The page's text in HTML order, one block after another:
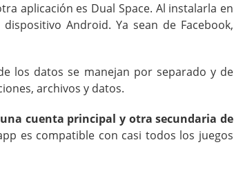
aplicación es Dual Space. Al instalarla en
Android. Ya sean de Facebook,
los datos se manejan por separado y de
archivos y datos.
cuenta principal y otra secundaria de
es compatible con casi todos los juegos